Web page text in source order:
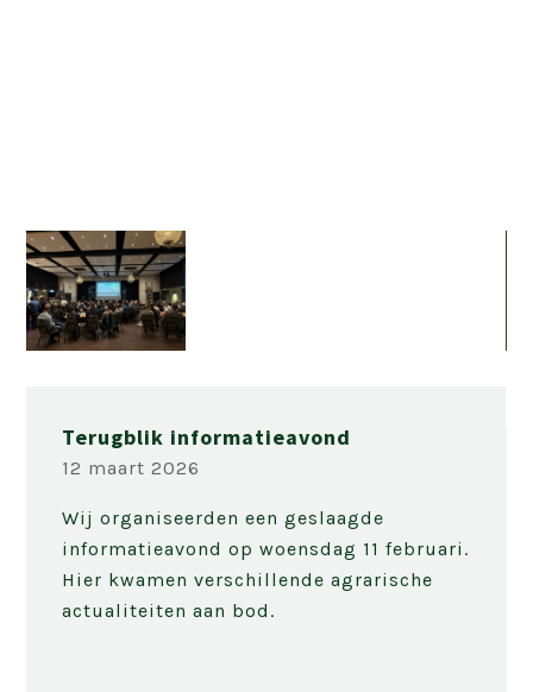
Terugblik informatieavond
12 maart 2026
Wij organiseerden een geslaagde
informatieavond op woensdag 11 februari.
Hier kwamen verschillende agrarische
actualiteiten aan bod.